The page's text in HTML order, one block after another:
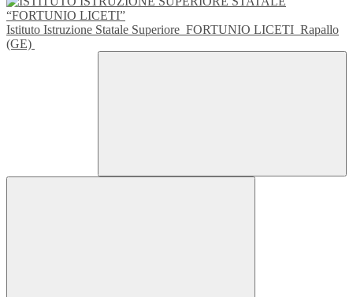
Istituto Istruzione Statale Superiore FORTUNIO LICETI Rapallo
(GE)